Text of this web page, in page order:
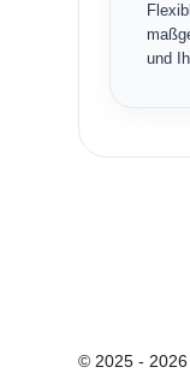
und
© 2025 -